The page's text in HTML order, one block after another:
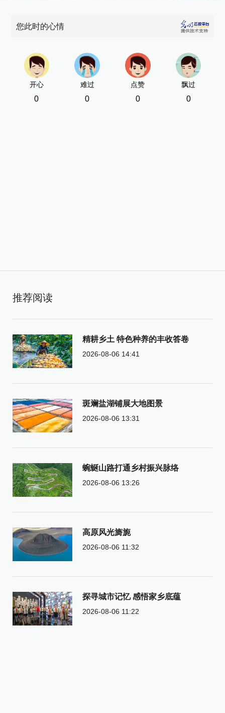
您此时的心情
开心
0
难过
0
点赞
0
飘过
0
推荐阅读
精耕乡土 特色种养的丰收答卷
2026-08-06 14:41
斑斓盐湖铺展大地图景
2026-08-06 13:31
蜿蜒山路打通乡村振兴脉络
2026-08-06 13:26
高原风光旖旎
2026-08-06 11:32
探寻城市记忆 感悟家乡底蕴
2026-08-06 11:22